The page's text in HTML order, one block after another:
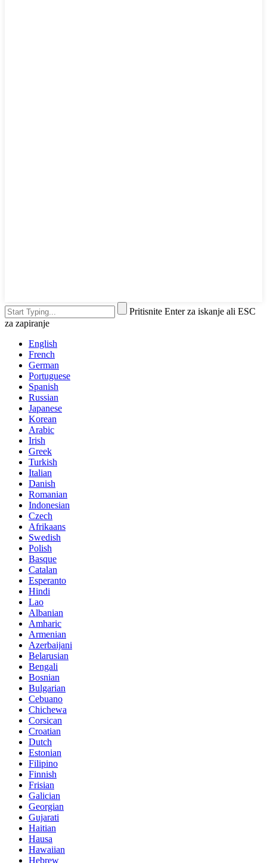
Pritisnite Enter za iskanje ali ESC
za zapiranje
English
French
German
Portuguese
Spanish
Russian
Japanese
Korean
Arabic
Irish
Greek
Turkish
Italian
Danish
Romanian
Indonesian
Czech
Afrikaans
Swedish
Polish
Basque
Catalan
Esperanto
Hindi
Lao
Albanian
Amharic
Armenian
Azerbaijani
Belarusian
Bengali
Bosnian
Bulgarian
Cebuano
Chichewa
Corsican
Croatian
Dutch
Estonian
Filipino
Finnish
Frisian
Galician
Georgian
Gujarati
Haitian
Hausa
Hawaiian
Hebrew